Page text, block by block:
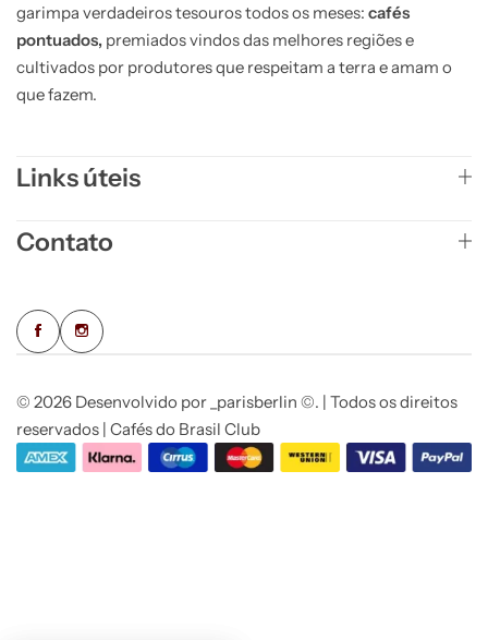
garimpa verdadeiros tesouros todos os meses: cafés
pontuados, premiados vindos das melhores regiões e
cultivados por produtores que respeitam a terra e amam o
que fazem.
Links úteis
Contato
© 2026 Desenvolvido por _parisberlin ©. | Todos os direitos
reservados | Cafés do Brasil Club